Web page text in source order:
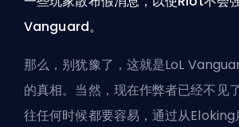
Vanguard。
那么，别犹豫了，这就是LoL
的真相。当然，现在作弊者已经不见
往任何时候都要容易，通过从Eloking